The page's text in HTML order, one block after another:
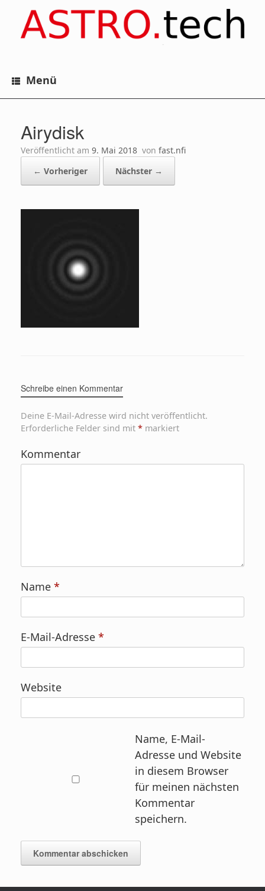
Inhalt
springen
Menü
Airydisk
Veröffentlicht am 9. Mai 2018 von fast.nfi
← Vorheriger
Nächster →
Schreibe einen Kommentar
Deine E-Mail-Adresse wird nicht veröffentlicht.
Erforderliche Felder sind mit * markiert
Kommentar
Name *
E-Mail-Adresse *
Website
Name, E-Mail-
Adresse und Website
in diesem Browser
für meinen nächsten
Kommentar
speichern.